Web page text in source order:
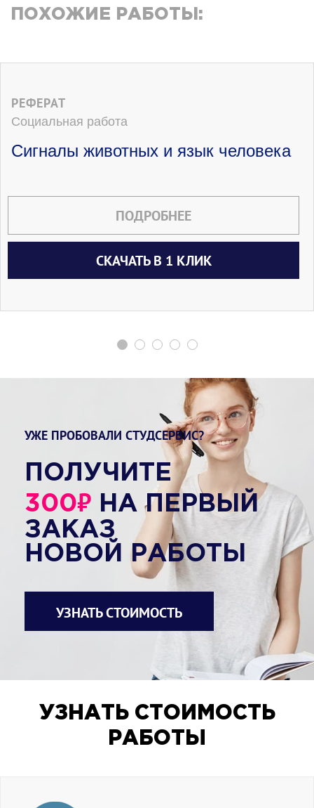
ПОХОЖИЕ РАБОТЫ:
РЕФЕРАТ
Социальная работа
Сигналы животных и язык человека
ПОДРОБНЕЕ
СКАЧАТЬ В 1 КЛИК
УЖЕ ПРОБОВАЛИ СТУДСЕРВИС?
ПОЛУЧИТЕ
300₽ НА ПЕРВЫЙ
ЗАКАЗ
НОВОЙ РАБОТЫ
УЗНАТЬ СТОИМОСТЬ
УЗНАТЬ СТОИМОСТЬ
РАБОТЫ